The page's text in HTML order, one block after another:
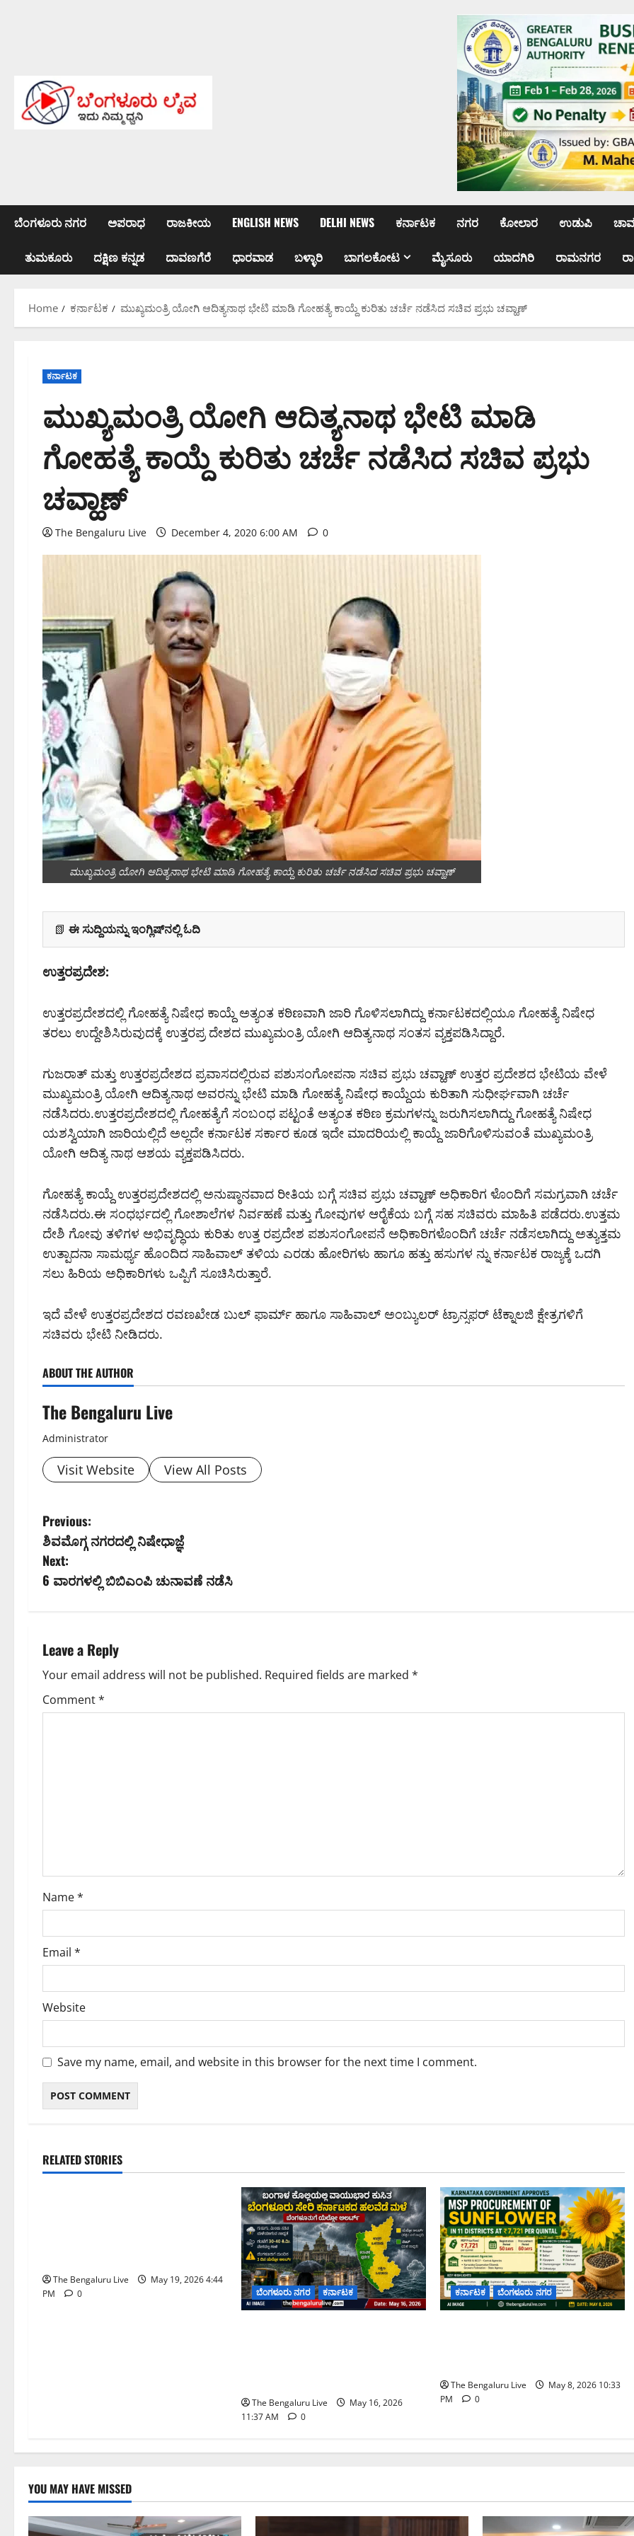
ಬೆಂಗಳೂರು ನಗರ ಅಪರಾಧ ರಾಜಕೀಯ ENGLISH NEWS DELHI NEWS ಕರ್ನಾಟಕ ನಗರ ಕೋಲಾರ ಉಡುಪಿ
ತುಮಕೂರು ದಕ್ಷಿಣ ಕನ್ನಡ ದಾವಣಗೆರೆ ಧಾರವಾಡ ಬಳ್ಳಾರಿ ಬಾಗಲಕೋಟ ಮೈಸೂರು ಯಾದಗಿರಿ ರಾಮನಗರ
Home ಕರ್ನಾಟಕ ಮುಖ್ಯಮಂತ್ರಿ ಯೋಗಿ ಆದಿತ್ಯನಾಥ ಭೇಟಿ ಮಾಡಿ ಗೋಹತ್ಯೆ ಕಾಯ್ದೆ ಕುರಿತು ಚರ್ಚೆ ನಡೆಸಿದ ಸಚಿವ ಪ್ರಭು ಚವ್ಹಾಣ್
ಕರ್ನಾಟಕ
ಮುಖ್ಯಮಂತ್ರಿ ಯೋಗಿ ಆದಿತ್ಯನಾಥ ಭೇಟಿ ಮಾಡಿ
ಗೋಹತ್ಯೆ ಕಾಯ್ದೆ ಕುರಿತು ಚರ್ಚೆ ನಡೆಸಿದ ಸಚಿವ ಪ್ರಭು
ಚವ್ಹಾಣ್
The Bengaluru Live December 4, 2020 6:00 AM 0
ಮುಖ್ಯಮಂತ್ರಿ ಯೋಗಿ ಆದಿತ್ಯನಾಥ ಭೇಟಿ ಮಾಡಿ ಗೋಹತ್ಯೆ ಕಾಯ್ದೆ ಕುರಿತು ಚರ್ಚೆ ನಡೆಸಿದ ಸಚಿವ ಪ್ರಭು ಚವ್ಹಾಣ್
📗 ಈ ಸುದ್ದಿಯನ್ನು ಇಂಗ್ಲಿಷ್‌ನಲ್ಲಿ ಓದಿ
ಉತ್ತರಪ್ರದೇಶ:
ಉತ್ತರಪ್ರದೇಶದಲ್ಲಿ ಗೋಹತ್ಯೆ ನಿಷೇಧ ಕಾಯ್ದೆ ಅತ್ಯಂತ ಕಠಿಣವಾಗಿ ಜಾರಿ ಗೊಳಿಸಲಾಗಿದ್ದು ಕರ್ನಾಟಕದಲ್ಲಿಯೂ ಗೋಹತ್ಯೆ ನಿಷೇಧ
ತರಲು ಉದ್ದೇಶಿಸಿರುವುದಕ್ಕೆ ಉತ್ತರಪ್ರ ದೇಶದ ಮುಖ್ಯಮಂತ್ರಿ ಯೋಗಿ ಆದಿತ್ಯನಾಥ ಸಂತಸ ವ್ಯಕ್ತಪಡಿಸಿದ್ದಾರೆ.
ಗುಜರಾತ್ ಮತ್ತು ಉತ್ತರಪ್ರದೇಶದ ಪ್ರವಾಸದಲ್ಲಿರುವ ಪಶುಸಂಗೋಪನಾ ಸಚಿವ ಪ್ರಭು ಚವ್ಹಾಣ್ ಉತ್ತರ ಪ್ರದೇಶದ ಭೇಟಿಯ ವೇಳೆ
ಮುಖ್ಯಮಂತ್ರಿ ಯೋಗಿ ಆದಿತ್ಯನಾಥ ಅವರನ್ನು ಭೇಟಿ ಮಾಡಿ ಗೋಹತ್ಯೆ ನಿಷೇಧ ಕಾಯ್ದೆಯ ಕುರಿತಾಗಿ ಸುಧೀರ್ಘವಾಗಿ ಚರ್ಚೆ
ನಡೆಸಿದರು.ಉತ್ತರಪ್ರದೇಶದಲ್ಲಿ ಗೋಹತ್ಯೆಗೆ ಸಂಬಂಧ ಪಟ್ಟಂತೆ ಅತ್ಯಂತ ಕಠಿಣ ಕ್ರಮಗಳನ್ನು ಜರುಗಿಸಲಾಗಿದ್ದು ಗೋಹತ್ಯೆ ನಿಷೇಧ
ಯಶಸ್ವಿಯಾಗಿ ಜಾರಿಯಲ್ಲಿದೆ ಅಲ್ಲದೇ ಕರ್ನಾಟಕ ಸರ್ಕಾರ ಕೂಡ ಇದೇ ಮಾದರಿಯಲ್ಲಿ ಕಾಯ್ದೆ ಜಾರಿಗೊಳಿಸುವಂತೆ ಮುಖ್ಯಮಂತ್ರಿ
ಯೋಗಿ ಆದಿತ್ಯ ನಾಥ ಆಶಯ ವ್ಯಕ್ತಪಡಿಸಿದರು.
ಗೋಹತ್ಯೆ ಕಾಯ್ದೆ ಉತ್ತರಪ್ರದೇಶದಲ್ಲಿ ಅನುಷ್ಠಾನವಾದ ರೀತಿಯ ಬಗ್ಗೆ ಸಚಿವ ಪ್ರಭು ಚವ್ಹಾಣ್ ಅಧಿಕಾರಿಗ ಳೊಂದಿಗೆ ಸಮಗ್ರವಾಗಿ ಚರ್ಚೆ
ನಡೆಸಿದರು.ಈ ಸಂಧರ್ಭದಲ್ಲಿ ಗೋಶಾಲೆಗಳ ನಿರ್ವಹಣೆ ಮತ್ತು ಗೋವುಗಳ ಆರೈಕೆಯ ಬಗ್ಗೆ ಸಹ ಸಚಿವರು ಮಾಹಿತಿ ಪಡೆದರು.ಉತ್ತಮ
ದೇಶಿ ಗೋವು ತಳಿಗಳ ಅಭಿವೃದ್ಧಿಯ ಕುರಿತು ಉತ್ತ ರಪ್ರದೇಶ ಪಶುಸಂಗೋಪನೆ ಅಧಿಕಾರಿಗಳೊಂದಿಗೆ ಚರ್ಚೆ ನಡೆಸಲಾಗಿದ್ದು ಅತ್ಯುತ್ತಮ
ಉತ್ಪಾದನಾ ಸಾಮರ್ಥ್ಯ ಹೊಂದಿದ ಸಾಹಿವಾಲ್ ತಳಿಯ ಎರಡು ಹೋರಿಗಳು ಹಾಗೂ ಹತ್ತು ಹಸುಗಳ ನ್ನು ಕರ್ನಾಟಕ ರಾಜ್ಯಕ್ಕೆ ಒದಗಿ
ಸಲು ಹಿರಿಯ ಅಧಿಕಾರಿಗಳು ಒಪ್ಪಿಗೆ ಸೂಚಿಸಿರುತ್ತಾರೆ.
ಇದೆ ವೇಳೆ ಉತ್ತರಪ್ರದೇಶದ ರವಣಖೇಡ ಬುಲ್ ಫಾರ್ಮ್ ಹಾಗೂ ಸಾಹಿವಾಲ್ ಅಂಬ್ಯುಲರ್ ಟ್ರಾನ್ಸಫರ್ ಟೆಕ್ನಾಲಜಿ ಕ್ಷೇತ್ರಗಳಿಗೆ
ಸಚಿವರು ಭೇಟಿ ನೀಡಿದರು.
ABOUT THE AUTHOR
The Bengaluru Live
Administrator
Visit Website View All Posts
P
o
s
n
a
v
o
n
Previous:
ಶಿವಮೊಗ್ಗ ನಗರದಲ್ಲಿ ನಿಷೇಧಾಜ್ಞೆ
Next:
6 ವಾರಗಳಲ್ಲಿ ಬಿಬಿಎಂಪಿ ಚುನಾವಣೆ ನಡೆಸಿ
Leave a Reply
Your email address will not be published. Required fields are marked *
Comment*
Name*
Email *
Website
Save my name, email, and website in this browser for the next time I comment.
RELATED STORIES
ಕರ್ನಾಟಕ ಬೆಂಗಳೂರು ನಗರ
The Bengaluru Live
May 19, 2026 4:44
PM
0 ಬೆಂಗಳೂರು ನಗರ ಕರ್ನಾಟಕ
The Bengaluru Live
May 16, 2026
11:37 AM
0
ಕರ್ನಾಟಕ ಬೆಂಗಳೂರು ನಗರ
The Bengaluru Live
May 8, 2026 10:33
PM
0
YOU MAY HAVE MISSED